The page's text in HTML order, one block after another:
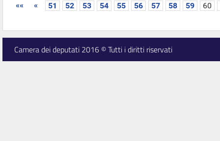
«« « 51 52 53 54 55 56 57 58 59 60
Camera dei deputati 2016 © Tutti i diritti riservati